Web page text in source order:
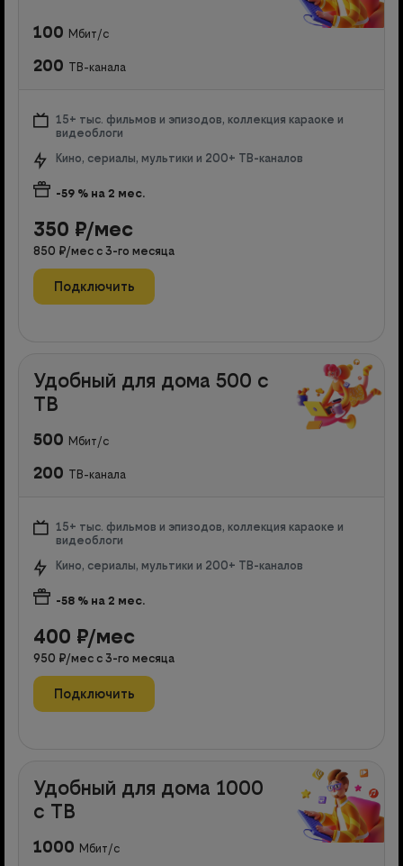
100 Мбит/с
200 ТВ-канала
15+ тыс. фильмов и эпизодов, коллекция караоке и
видеоблоги
Кино, сериалы, мультики и 200+ ТВ-каналов
-59 % на 2 мес.
350 ₽/мес
850 ₽/мес с 3-го месяца
Подключить
Удобный для дома 500 с
ТВ
500 Мбит/с
200 ТВ-канала
15+ тыс. фильмов и эпизодов, коллекция караоке и
видеоблоги
Кино, сериалы, мультики и 200+ ТВ-каналов
-58 % на 2 мес.
400 ₽/мес
950 ₽/мес с 3-го месяца
Подключить
Удобный для дома 1000
с ТВ
1000 Мбит/с